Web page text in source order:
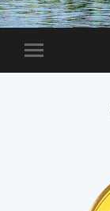
Toggle
mobile